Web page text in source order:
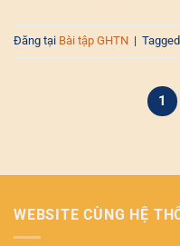
Đăng tại Bài tập GHTN | Tagged
1
WEBSITE CÙNG HỆ